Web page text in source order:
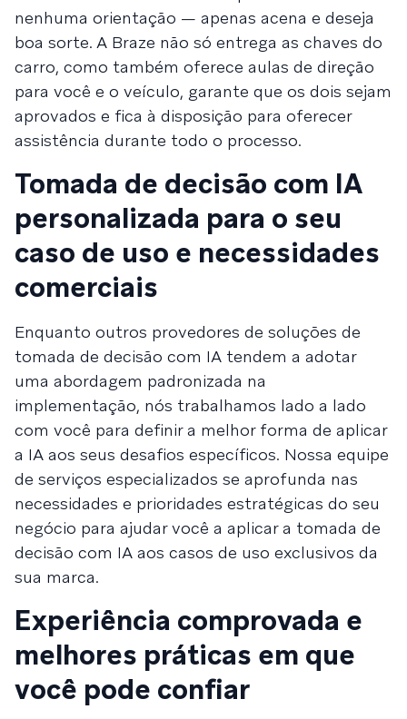
nenhuma orientação — apenas acena e deseja
boa sorte. A Braze não só entrega as chaves do
carro, como também oferece aulas de direção
para você e o veículo, garante que os dois sejam
aprovados e fica à disposição para oferecer
assistência durante todo o processo.
Tomada de decisão com IA
personalizada para o seu
caso de uso e necessidades
comerciais
Enquanto outros provedores de soluções de
tomada de decisão com IA tendem a adotar
uma abordagem padronizada na
implementação, nós trabalhamos lado a lado
com você para definir a melhor forma de aplicar
a IA aos seus desafios específicos. Nossa equipe
de serviços especializados se aprofunda nas
necessidades e prioridades estratégicas do seu
negócio para ajudar você a aplicar a tomada de
decisão com IA aos casos de uso exclusivos da
sua marca.
Experiência comprovada e
melhores práticas em que
você pode confiar